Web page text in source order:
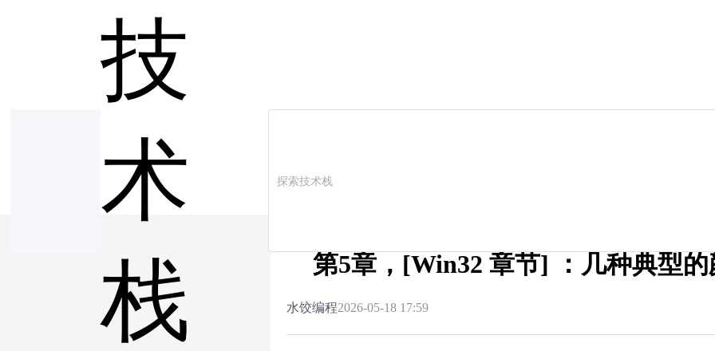
技
术
栈
第5章，[Win32 章节] ：几种典型的
水饺编程2026-05-18 17:59